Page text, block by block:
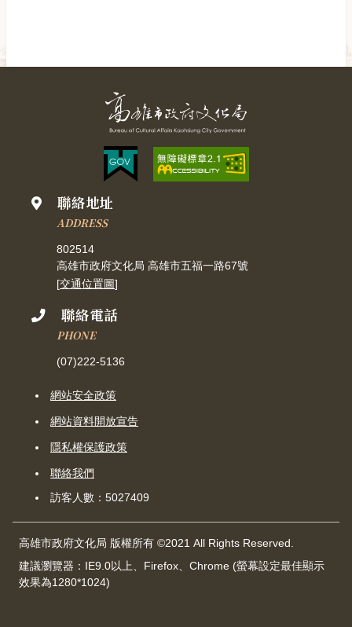
聯絡地址
ADDRESS
802514
高雄市政府文化局 高雄市五福一路67號
[交通位置圖]
聯絡電話
PHONE
(07)222-5136
網站安全政策
網站資料開放宣告
隱私權保護政策
聯絡我們
訪客人數：5027409
高雄市政府文化局 版權所有 ©2021 All Rights Reserved.
建議瀏覽器：IE9.0以上、Firefox、Chrome (螢幕設定最佳顯示
效果為1280*1024)